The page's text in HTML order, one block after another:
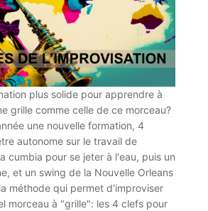
plus solide pour apprendre à
grille comme celle de ce morceau?
une nouvelle formation, 4
autonome sur le travail de
cumbia pour se jeter à l'eau, puis un
et un swing de la Nouvelle Orleans
méthode qui permet d'improviser
morceau à "grille": les 4 clefs pour